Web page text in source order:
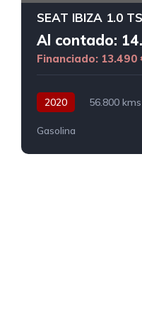
SEAT IBIZA 1.0
Al contado:
Financiado: 13.490
2020 56.800 kms
Gasolina